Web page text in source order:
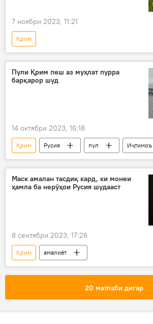
7 ноябри 2023, 11:21
Қрим
Дар Русия
Украина
ҳавопаймои бесарнишин
Пули Қрим пеш аз муҳлат пурра
барқарор шуд
14 октябри 2023, 16:18
Қрим Русия пул Иҷтимоъ
Маск амалан тасдиқ кард, ки монеи
ҳамла ба нерӯҳои Русия шудааст
8 сентябри 2023, 17:26
Қрим
амалиёт
Илон Маск
интернет
Украина
низомӣ
20 матлаби дигар